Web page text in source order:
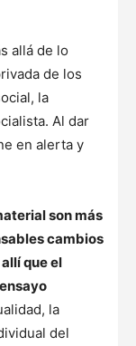
allá de lo
de los
la
Al dar
en alerta y
son más
cambios
que el
la
del